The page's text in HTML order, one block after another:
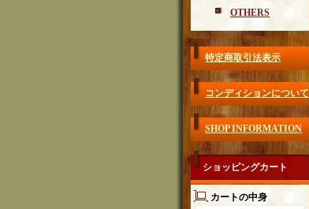
OTHERS
特定商取引法表示
コンディションについて
SHOP INFORMATION
ショッピングカート
カートの中身